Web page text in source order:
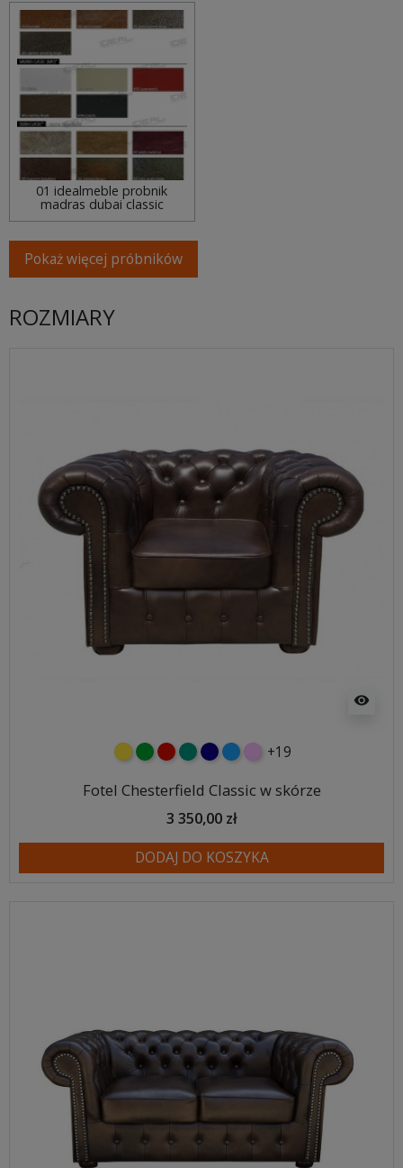
01 idealmeble probnik
madras dubai classic
Pokaż więcej próbników
ROZMIARY
visibility
żółtyzielonyczerwony
turkusowy
granatowy
niebieski
różowy
+19
Fotel Chesterfield Classic w skórze
3 350,00 zł
DODAJ DO KOSZYKA